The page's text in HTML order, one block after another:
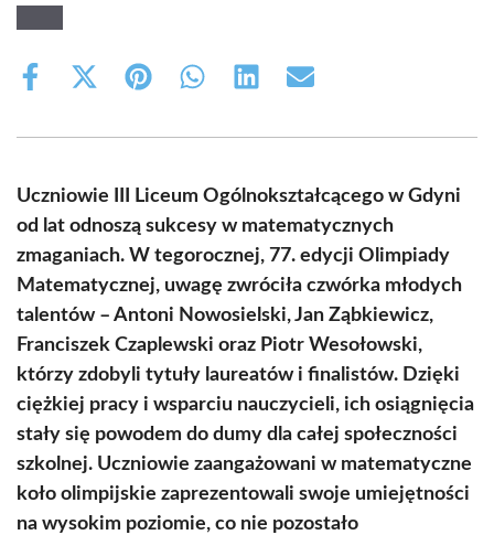
Share
Share
(Twitter)
Share Share Share Share
Uczniowie III Liceum Ogólnokształcącego w Gdyni
od lat odnoszą sukcesy w matematycznych
zmaganiach. W tegorocznej, 77. edycji Olimpiady
Matematycznej, uwagę zwróciła czwórka młodych
talentów – Antoni Nowosielski, Jan Ząbkiewicz,
Franciszek Czaplewski oraz Piotr Wesołowski,
którzy zdobyli tytuły laureatów i finalistów. Dzięki
ciężkiej pracy i wsparciu nauczycieli, ich osiągnięcia
stały się powodem do dumy dla całej społeczności
szkolnej. Uczniowie zaangażowani w matematyczne
koło olimpijskie zaprezentowali swoje umiejętności
na wysokim poziomie, co nie pozostało